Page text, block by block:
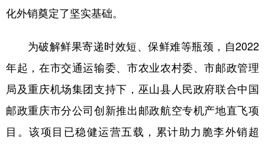
化外销奠定了坚实基础。
为破解鲜果寄递时效短、保鲜难等瓶颈，自2022
年起，在市交通运输委、市农业农村委、市邮政管理
局及重庆机场集团支持下，巫山县人民政府联合中国
邮政重庆市分公司创新推出邮政航空专机产地直飞项
目。该项目已稳健运营五载，累计助力脆李外销超